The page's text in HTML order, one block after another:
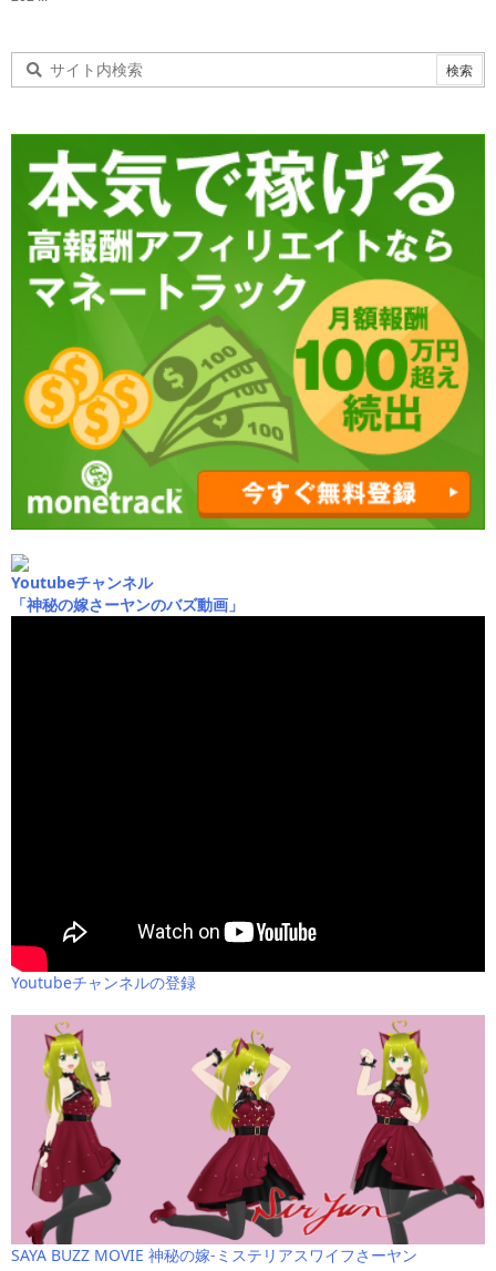
Youtubeチャンネル
「神秘の嫁さーヤンのバズ動画」
Youtubeチャンネルの登録
SAYA BUZZ MOVIE 神秘の嫁-ミステリアスワイフさーヤン